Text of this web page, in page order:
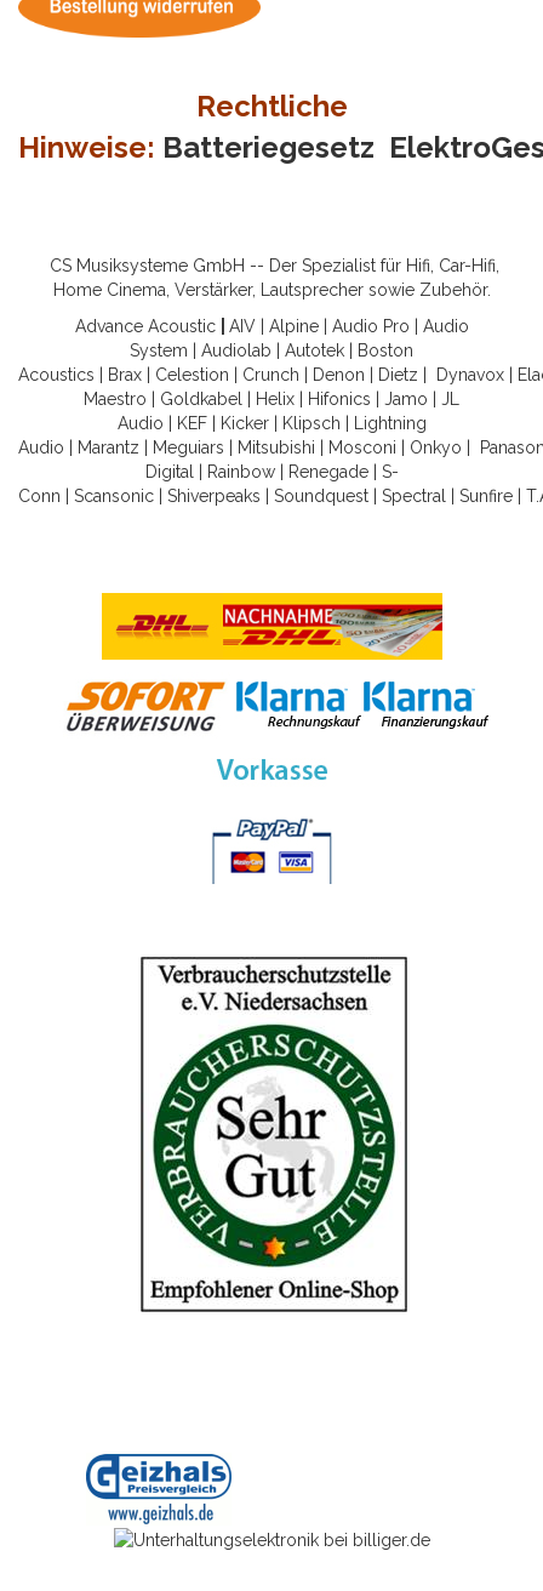
Rechtliche
Hinweise: Batteriegesetz
CS Musiksysteme GmbH -- Der Spezialist für Hifi, Car-Hifi,
Home Cinema, Verstärker, Lautsprecher sowie Zubehör.
Advance Acoustic
AIV| Alpine| Audio Pro
Audio
System
Audiolab Autotek
Boston
Acoustics
Brax Celestion Crunch Denon Dietz Dynavox
Maestro
Goldkabel Helix Hifonics Jamo
JL
Audio
KEF| Kicker| Klipsch
Lightning
Audio
Marantz Meguiars Mitsubishi Mosconi Onkyo
Digital
Rainbow| Renegade| S-
Conn
Scansonic Shiverpeaks Soundquest Spectral Sunfire